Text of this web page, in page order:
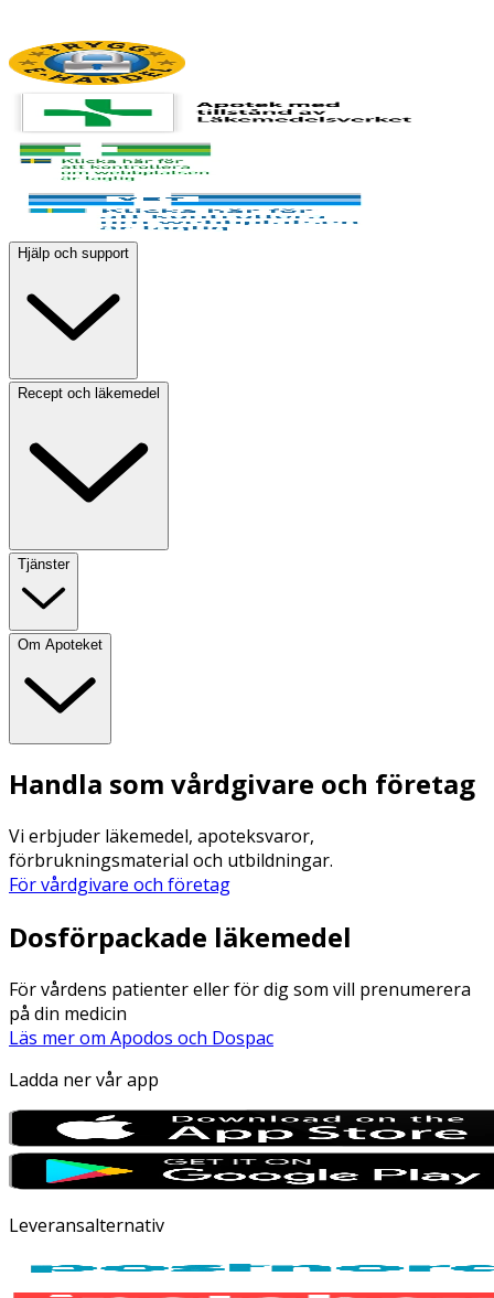
Hjälp och support
Recept och läkemedel
Tjänster
Om Apoteket
Handla som vårdgivare och företag
Vi erbjuder läkemedel, apoteksvaror,
förbrukningsmaterial och utbildningar.
För vårdgivare och företag
Dosförpackade läkemedel
För vårdens patienter eller för dig som vill prenumerera
på din medicin
Läs mer om Apodos och Dospac
Ladda ner vår app
Leveransalternativ